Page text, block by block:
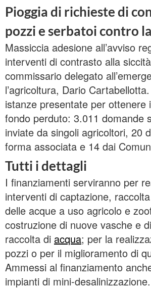
Pioggia di richieste di
pozzi e serbatoi contro
Massiccia adesione all’avviso
interventi di contrasto alla
commissario delegato
l’agricoltura, Dario
istanze presentate per ottenere
fondo perduto: 3.011 domande
inviate da singoli agricoltori, 20
forma associata e 14 dai
Tutti i dettagli
I finanziamenti serviranno per
interventi di captazione,
delle acque a uso agricolo e
costruzione di nuove vasche e
raccolta di acqua; per la
pozzi o per il miglioramento di
Ammessi al finanziamento
impianti di mini-desalinizzazione.